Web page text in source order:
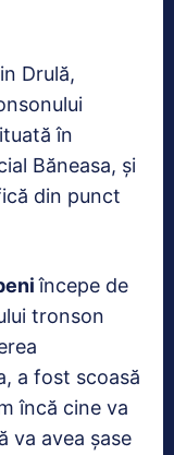
Drulă,
în
Băneasa, și
din punct
începe de
tronson
a fost scoasă
încă cine va
va avea șase